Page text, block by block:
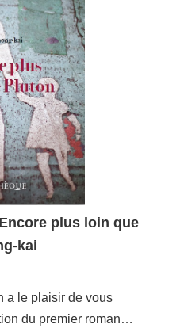
en tant qu’artiste.
taïwanaise où il
il a toujours
sonorités propres. Ce
qui lui ont permis
l’avoir jouée au
le S’yo Fang Octet va
en concert à Paris et
cette création qu’elle
qu’aux Pays-Bas.Créé
tchèque, le festival
seize ans au public
de jazz de chaque
A l'occasion de
« parc climatique »
Rahm (avec mosbach
et de la
proposée par
soiree fera un focus
de Taichung, et sur
régénération
développeur de
Mosbach,
cpv/resource/c5nRnoy/
plus loin que
kai
a le plaisir de vous
du premier roman